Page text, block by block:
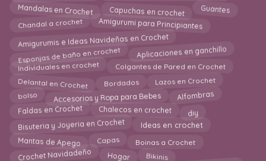
Mandalas en Crochet Capuchas en crochet Guantes
Chandal a crochet Amigurumi para Principiantes
Amigurumis e Ideas Navideñas en Crochet
Esponjas de baño en crochet Aplicaciones en ganchillo
Individuales en crochet Colgantes de Pared en Crochet
Delantal en Crochet Bordados Lazos en Crochet
bolso Accesorios y Ropa para Bebes Alfombras
Faldas en Crochet Chalecos en crochet diy
Bisuteria y Joyeria en Crochet Ideas en crochet
Mantas de Apego Capas Boinas a Crochet
Crochet Navidadeño Hogar Bikinis